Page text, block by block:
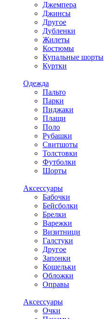
Джемпера
Джинсы
Другое
Дубленки
Жилеты
Костюмы
Купальные шорты
Куртки
Одежда
Пальто
Парки
Пиджаки
Плащи
Поло
Рубашки
Свитшоты
Толстовки
Футболки
Шорты
Аксессуары
Бабочки
Бейсболки
Брелки
Варежки
Визитници
Галстуки
Другое
Запонки
Кошельки
Обложки
Оправы
Аксессуары
Очки